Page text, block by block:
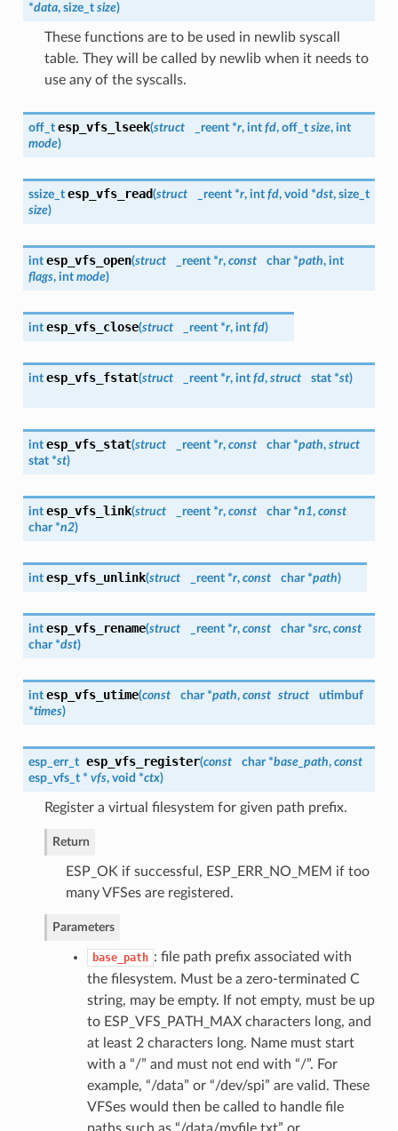
*data, size_t size)
These functions are to be used in newlib syscall
table. They will be called by newlib when it needs to
use any of the syscalls.
off_t esp_vfs_lseek(struct _reent *r, int fd, off_t size, int
mode)
ssize_t esp_vfs_read(struct _reent *r, int fd, void *dst, size_t
size)
int esp_vfs_open(struct _reent *r, const char *path, int
flags, int mode)
int esp_vfs_close(struct _reent *r, int fd)
int esp_vfs_fstat(struct _reent *r, int fd, struct stat *st)
int esp_vfs_stat(struct _reent *r, const char *path, struct
stat *st)
int esp_vfs_link(struct _reent *r, const char *n1, const
char *n2)
int esp_vfs_unlink(struct _reent *r, const char *path)
int esp_vfs_rename(struct _reent *r, const char *src, const
char *dst)
int esp_vfs_utime(const char *path, const struct
utimbuf
*times)
esp_err_t esp_vfs_register(const char *base_path, const
esp_vfs_t* vfs, void *ctx)
Register a virtual filesystem for given path prefix.
Return
ESP_OK if successful, ESP_ERR_NO_MEM if too
many VFSes are registered.
Parameters
base_path : file path prefix associated with
the filesystem. Must be a zero-terminated C
string, may be empty. If not empty, must be up
to ESP_VFS_PATH_MAX characters long, and
at least 2 characters long. Name must start
with a “/” and must not end with “/”. For
example, “/data” or “/dev/spi” are valid. These
VFSes would then be called to handle file